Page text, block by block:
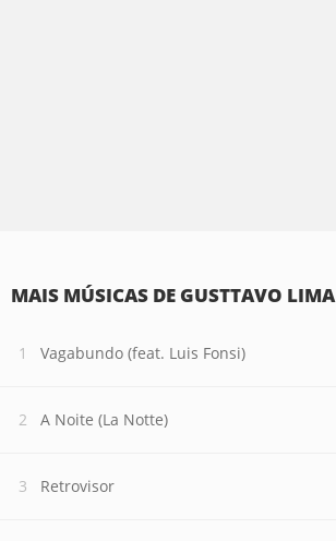
MAIS MÚSICAS DE GUSTTAVO LIMA
Vagabundo (feat. Luis Fonsi)
A Noite (La Notte)
Retrovisor